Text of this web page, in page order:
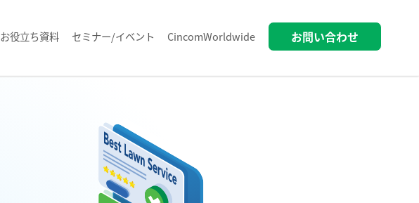
お役立ち資料 セミナー/イベント CincomWorldwide お問い合わせ